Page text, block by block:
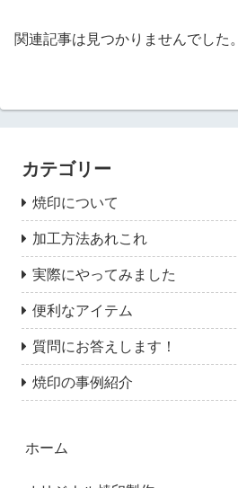
関連記事は見つかりませんでした。
カテゴリー
焼印について
加工方法あれこれ
実際にやってみました
便利なアイテム
質問にお答えします！
焼印の事例紹介
ホーム